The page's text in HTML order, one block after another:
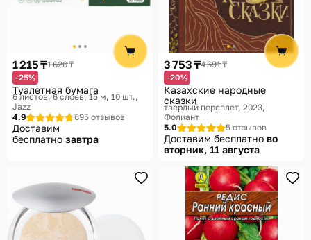
1 215 ₸1 620 ₸
-25%
Туалетная бумага
6 листов, 6 слоев, 15 м, 10 шт.
Jazz
4.9
695 отзывов
Доставим
бесплатно завтра
3 753 ₸4 691 ₸
-20%
Казахские народные
сказки
твердый переплет, 2023
Фолиант
5.0
5 отзывов
Доставим бесплатно во
вторник, 11 августа